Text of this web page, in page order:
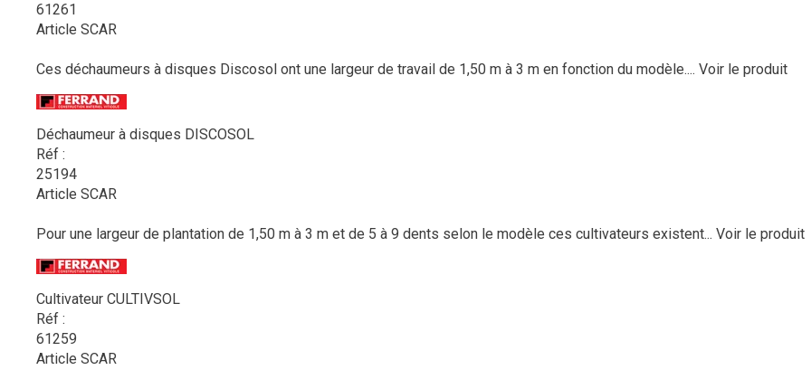
61261
Article SCAR
Ces déchaumeurs à disques Discosol ont une largeur de travail de 1,50 m à 3 m en fonction du modèle.... Voir le produit
Déchaumeur à disques DISCOSOL
Réf :
25194
Article SCAR
Pour une largeur de plantation de 1,50 m à 3 m et de 5 à 9 dents selon le modèle ces cultivateurs existent... Voir le produit
Cultivateur CULTIVSOL
Réf :
61259
Article SCAR